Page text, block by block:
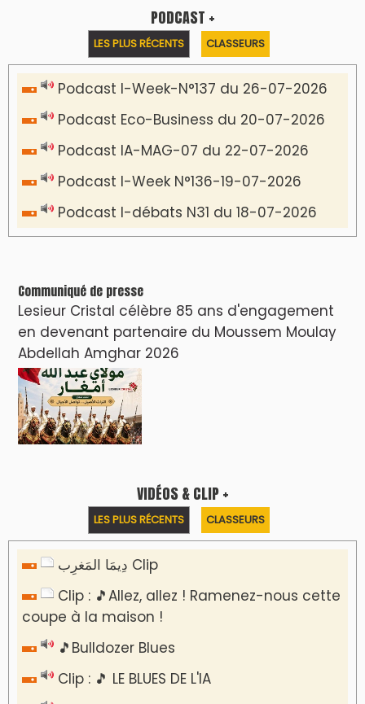
PODCAST +
LES PLUS RÉCENTS CLASSEURS
Podcast I-Week-N°137 du 26-07-2026
Podcast Eco-Business du 20-07-2026
Podcast IA-MAG-07 du 22-07-2026
Podcast I-Week N°136-19-07-2026
Podcast I-débats N31 du 18-07-2026
Communiqué de presse
Lesieur Cristal célèbre 85 ans d'engagement
en devenant partenaire du Moussem Moulay
Abdellah Amghar 2026
VIDÉOS & CLIP +
LES PLUS RÉCENTS CLASSEURS
دِيمَا المَغرِب Clip
Clip : 🎵Allez, allez ! Ramenez-nous cette
coupe à la maison !
🎵Bulldozer Blues
Clip : 🎵 LE BLUES DE L'IA